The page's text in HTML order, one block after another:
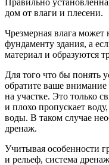
дом от влаги и плесени.
Чрезмерная влага
фундаменту здания, а
материал и образуются
Для того что бы понять
обратите ваше внимание
на участке. Это только
и плохо пропускает
воды. В таком случае
дренаж.
Учитывая особенности
и рельеф, система